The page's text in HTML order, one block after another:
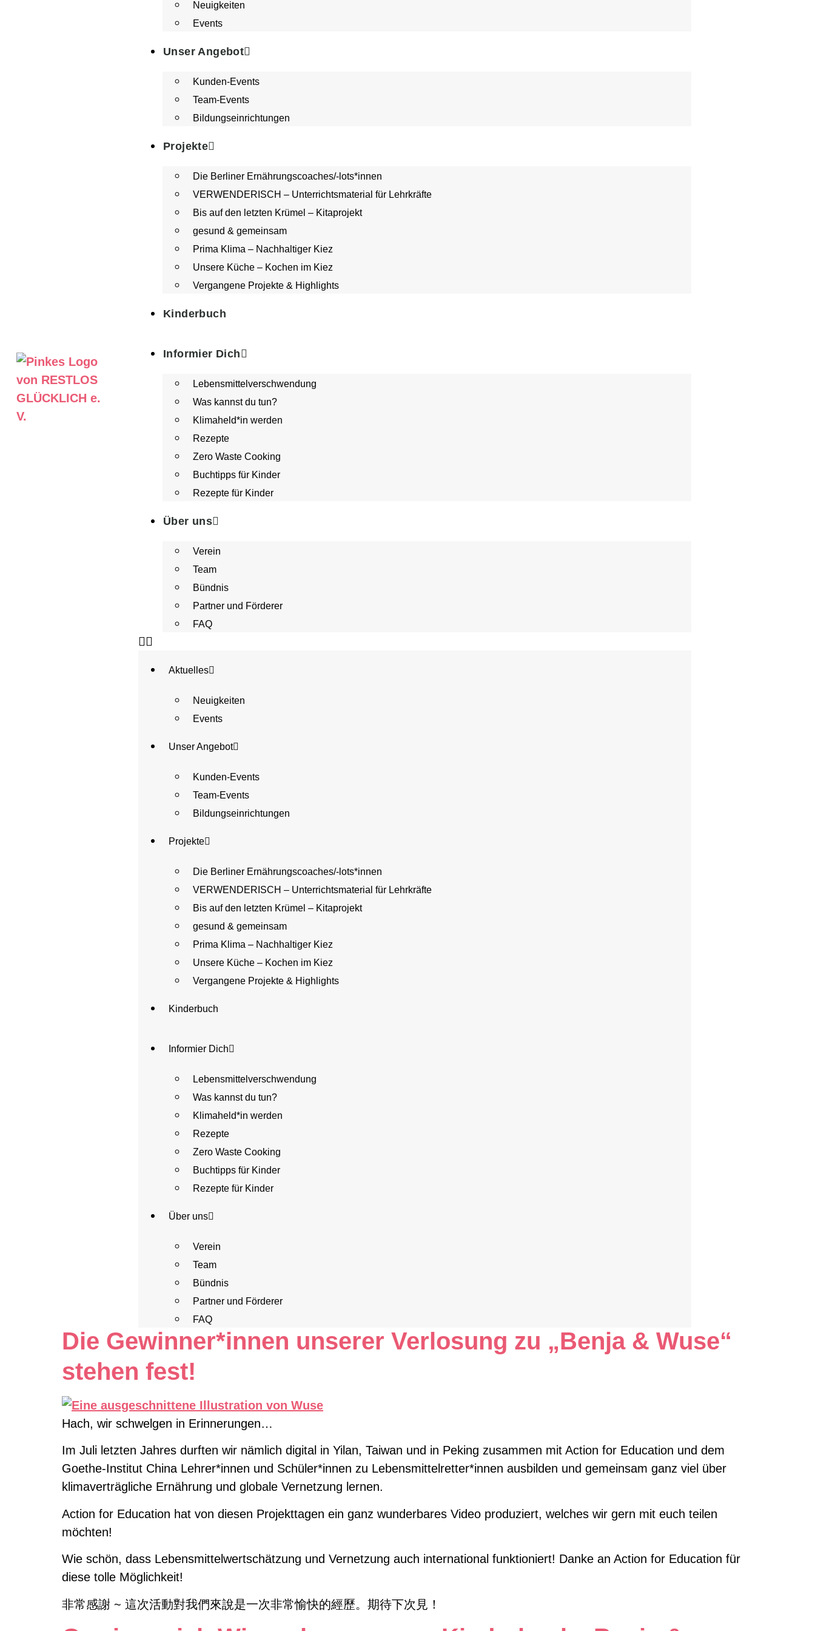
Neuigkeiten
Events
Unser Angebot
Kunden-Events
Team-Events
Bildungseinrichtungen
Projekte
Die Berliner Ernährungscoaches/-lots*innen
VERWENDERISCH – Unterrichtsmaterial für Lehrkräfte
Bis auf den letzten Krümel – Kitaprojekt
gesund & gemeinsam
Prima Klima – Nachhaltiger Kiez
Unsere Küche – Kochen im Kiez
Vergangene Projekte & Highlights
Kinderbuch
Informier Dich
Lebensmittelverschwendung
Was kannst du tun?
Klimaheld*in werden
Rezepte
Zero Waste Cooking
Buchtipps für Kinder
Rezepte für Kinder
Über uns
Verein
Team
Bündnis
Partner und Förderer
FAQ
Aktuelles
Neuigkeiten
Events
Unser Angebot
Kunden-Events
Team-Events
Bildungseinrichtungen
Projekte
Die Berliner Ernährungscoaches/-lots*innen
VERWENDERISCH – Unterrichtsmaterial für Lehrkräfte
Bis auf den letzten Krümel – Kitaprojekt
gesund & gemeinsam
Prima Klima – Nachhaltiger Kiez
Unsere Küche – Kochen im Kiez
Vergangene Projekte & Highlights
Kinderbuch
Informier Dich
Lebensmittelverschwendung
Was kannst du tun?
Klimaheld*in werden
Rezepte
Zero Waste Cooking
Buchtipps für Kinder
Rezepte für Kinder
Über uns
Verein
Team
Bündnis
Partner und Förderer
FAQ
Die Gewinner*innen unserer Verlosung zu „Benja & Wuse“
stehen fest!
Hach, wir schwelgen in Erinnerungen…
Im Juli letzten Jahres durften wir nämlich digital in Yilan, Taiwan und in Peking zusammen mit Action for Education und dem
Goethe-Institut China Lehrer*innen und Schüler*innen zu Lebensmittelretter*innen ausbilden und gemeinsam ganz viel über
klimaverträgliche Ernährung und globale Vernetzung lernen.
Action for Education hat von diesen Projekttagen ein ganz wunderbares Video produziert, welches wir gern mit euch teilen
möchten!
Wie schön, dass Lebensmittelwertschätzung und Vernetzung auch international funktioniert! Danke an Action for Education für
diese tolle Möglichkeit!
非常感謝 ~ 這次活動對我們來說是一次非常愉快的經歷。期待下次見！